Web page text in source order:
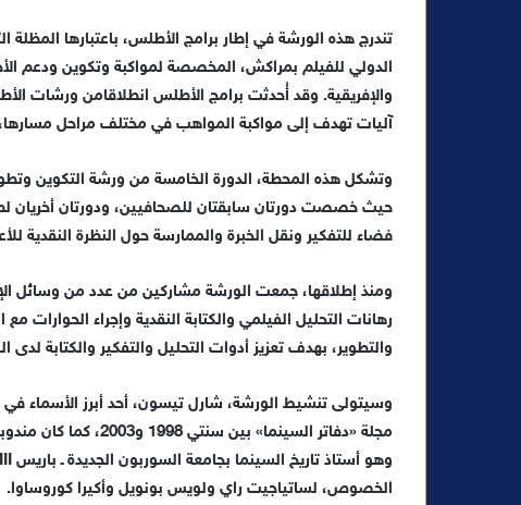
د
إ
و
ن
ا
تندرج هذه الورشة في إطار برامج الأطلس، باعتبارها المظلة
الدولي للفيلم بمراكش، المخصصة لمواكبة وتكوين ودعم
والإفريقية. وقد أُحدثت برامج الأطلس انطلاقامن ورشات
آليات تهدف إلى مواكبة المواهب في مختلف مراحل
وتشكل هذه المحطة، الدورة الخامسة من ورشة التكوين
حيث خصصت دورتان سابقتان للصحافيين، ودورتان أخريان
فضاء للتفكير ونقل الخبرة والممارسة حول النظرة النقدية
ومنذ إطلاقها، جمعت الورشة مشاركين من عدد من وسائل
رهانات التحليل الفيلمي والكتابة النقدية وإجراء الحوارات
والتطوير، بهدف تعزيز أدوات التحليل والتفكير والكتابة
وسيتولى تنشيط الورشة، شارل تيسون، أحد أبرز الأسماء
مجلة «دفاتر السينما» بين سنتي 1998 و2003، كما كان مندوبا عاما
وهو أستاذ تاريخ السينما بجامعة السوربون الجديدة ـ باريس III
الخصوص، لساتياجيت راي ولويس بونويل وأكيرا كوروساوا.